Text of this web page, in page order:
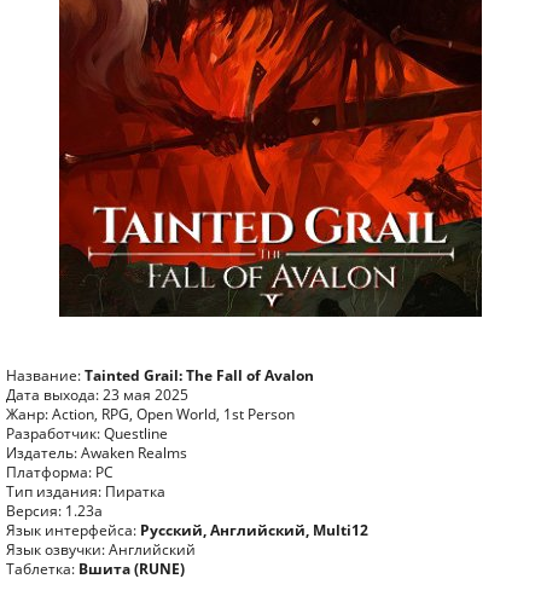
Название:Tainted Grail: The Fall of Avalon
Дата выхода: 23 мая 2025
Жанр: Action, RPG, Open World, 1st Person
Разработчик: Questline
Издатель: Awaken Realms
Платформа: PC
Тип издания: Пиратка
Версия: 1.23a
Язык интерфейса: Русский, Английский, Multi12
Язык озвучки: Английский
Таблетка: Вшита (RUNE)